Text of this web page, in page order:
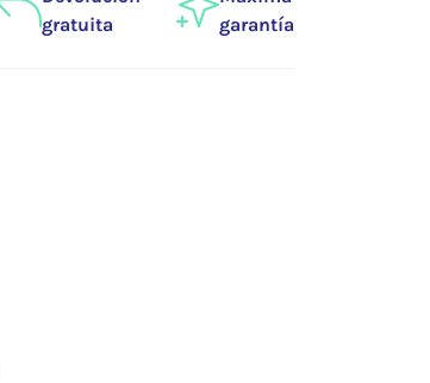
gratuita
garantía